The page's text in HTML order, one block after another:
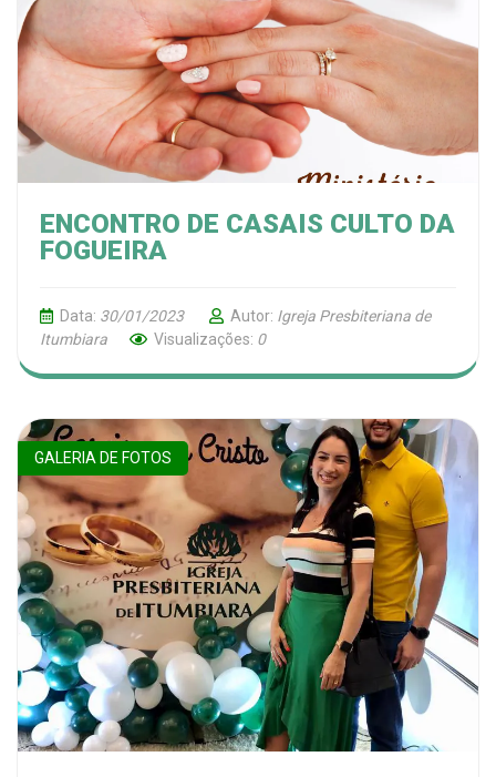
ENCONTRO DE CASAIS CULTO DA
FOGUEIRA
Data: 30/01/2023 Autor: Igreja Presbiteriana de
Itumbiara
Visualizações: 0
GALERIA DE FOTOS